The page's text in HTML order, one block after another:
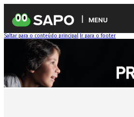
MENU
Saltar para o conteúdo principal Ir para o footer